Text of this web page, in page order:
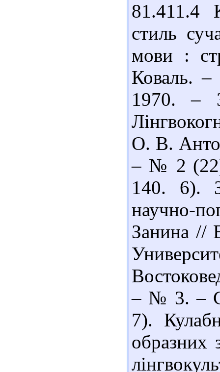
81.411.4
стиль
мови :
Коваль. –
1970. –
О. В.
– № 2
140. 6).
научно-
Занина //
– № 3. –
7).
образних